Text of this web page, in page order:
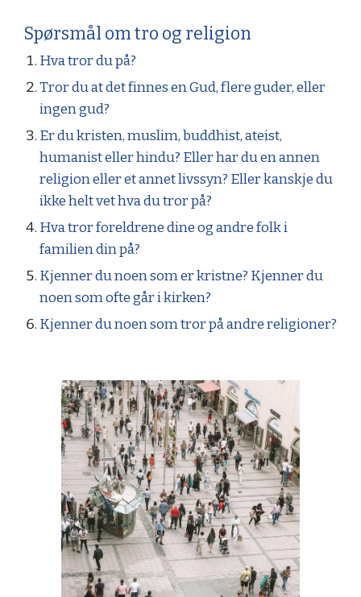
Spørsmål om tro og religion
Hva tror du på?
Tror du at det finnes en Gud, flere guder, eller
ingen gud?
Er du kristen, muslim, buddhist, ateist,
humanist eller hindu? Eller har du en annen
religion eller et annet livssyn? Eller kanskje du
ikke helt vet hva du tror på?
Hva tror foreldrene dine og andre folk i
familien din på?
Kjenner du noen som er kristne? Kjenner du
noen som ofte går i kirken?
Kjenner du noen som tror på andre religioner?